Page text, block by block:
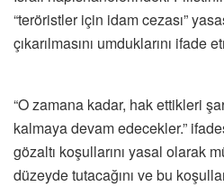
“teröristler için idam cezası”
çıkarılmasını umduklarını ifade
“O zamana kadar, hak ettikleri
kalmaya devam edecekler.”
gözaltı koşullarını yasal olarak
düzeyde tutacağını ve bu